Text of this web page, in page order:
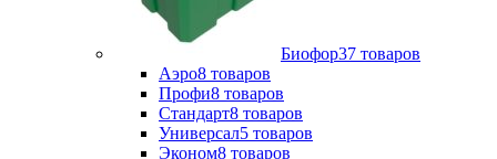
Биофор37 товаров
Аэро8 товаров
Профи8 товаров
Стандарт8 товаров
Универсал5 товаров
Эконом8 товаров